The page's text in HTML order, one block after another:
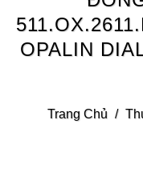
OPALIN
Trang Chủ /